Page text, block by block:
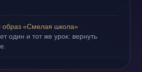
«Смелая школа»
один и тот же урок: вернуть